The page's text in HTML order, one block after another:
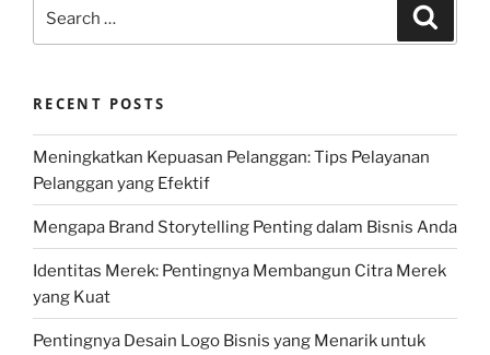
RECENT POSTS
Meningkatkan Kepuasan Pelanggan: Tips Pelayanan
Pelanggan yang Efektif
Mengapa Brand Storytelling Penting dalam Bisnis Anda
Identitas Merek: Pentingnya Membangun Citra Merek
yang Kuat
Pentingnya Desain Logo Bisnis yang Menarik untuk